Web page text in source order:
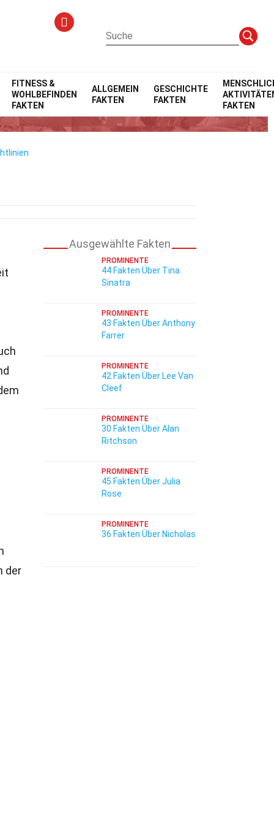
FITNESS &
WOHLBEFINDEN
FAKTEN
ALLGEMEIN
FAKTEN
GESCHICHTE
FAKTEN
FAKTEN
der
Ausgewählte Fakten
PROMINENTE
44 Fakten Über Tina
Sinatra
PROMINENTE
43 Fakten Über Anthony
Farrer
PROMINENTE
42 Fakten Über Lee Van
Cleef
PROMINENTE
30 Fakten Über Alan
Ritchson
PROMINENTE
45 Fakten Über Julia
Rose
PROMINENTE
36 Fakten Über Nicholas